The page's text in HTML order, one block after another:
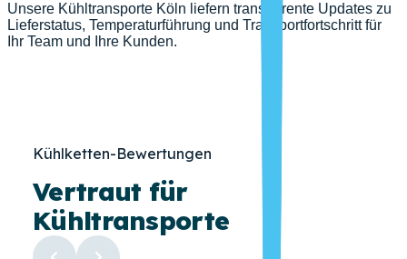
Unsere Kühltransporte Köln liefern transparente Updates zu
Lieferstatus, Temperaturführung und Transportfortschritt für
Ihr Team und Ihre Kunden.
Kühlketten-Bewertungen
Vertraut für
Kühltransporte